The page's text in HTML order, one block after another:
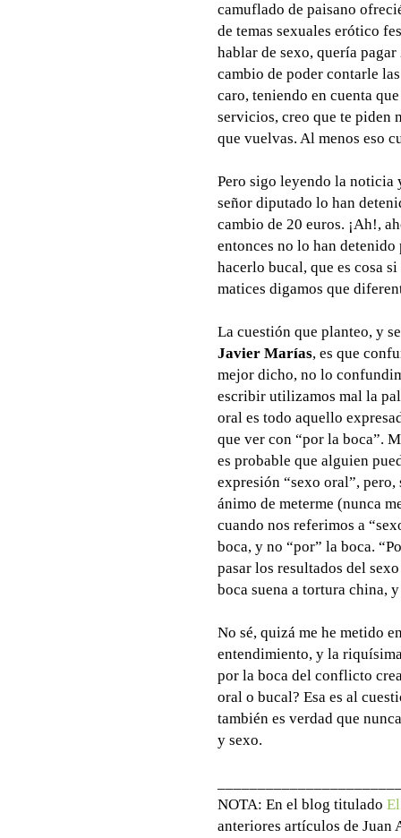
camuflado de paisano
de temas sexuales erótico
hablar de sexo, quería
cambio de poder contarle
caro, teniendo en cuenta
servicios, creo que te piden
que vuelvas. Al menos eso
Pero sigo leyendo la noticia
señor diputado lo han
cambio de 20 euros. ¡Ah!,
entonces no lo han
hacerlo bucal, que es cosa
matices digamos que
La cuestión que planteo, y
Javier Marías, es que
mejor dicho, no lo
escribir utilizamos mal la
oral es todo aquello
que ver con “por la boca”.
es probable que alguien
expresión “sexo oral”,
ánimo de meterme (nunca
cuando nos referimos a
boca, y no “por” la boca.
pasar los resultados del
boca suena a tortura china,
No sé, quizá me he metido
entendimiento, y la
por la boca del conflicto
oral o bucal? Esa es al
también es verdad que
y sexo.
NOTA: En el blog titulado
anteriores artículos de Juan